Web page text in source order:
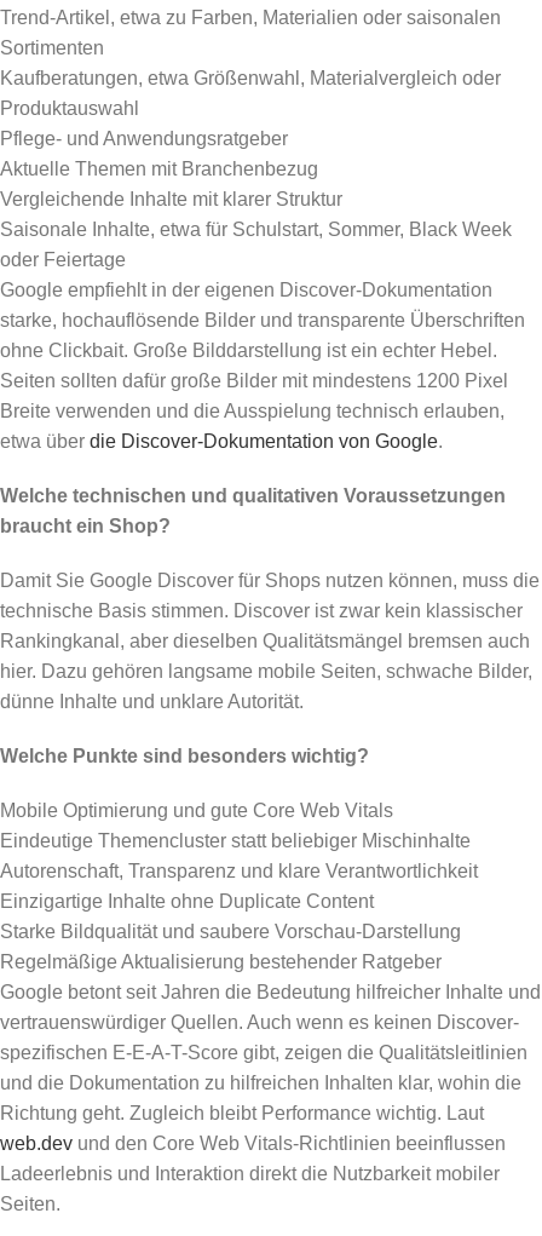
Trend-Artikel, etwa zu Farben, Materialien oder saisonalen
Sortimenten
Kaufberatungen, etwa Größenwahl, Materialvergleich oder
Produktauswahl
Pflege- und Anwendungsratgeber
Aktuelle Themen mit Branchenbezug
Vergleichende Inhalte mit klarer Struktur
Saisonale Inhalte, etwa für Schulstart, Sommer, Black Week
oder Feiertage
Google empfiehlt in der eigenen Discover-Dokumentation
starke, hochauflösende Bilder und transparente Überschriften
ohne Clickbait. Große Bilddarstellung ist ein echter Hebel.
Seiten sollten dafür große Bilder mit mindestens 1200 Pixel
Breite verwenden und die Ausspielung technisch erlauben,
etwa über die Discover-Dokumentation von Google.
Welche technischen und qualitativen Voraussetzungen
braucht ein Shop?
Damit Sie Google Discover für Shops nutzen können, muss die
technische Basis stimmen. Discover ist zwar kein klassischer
Rankingkanal, aber dieselben Qualitätsmängel bremsen auch
hier. Dazu gehören langsame mobile Seiten, schwache Bilder,
dünne Inhalte und unklare Autorität.
Welche Punkte sind besonders wichtig?
Mobile Optimierung und gute Core Web Vitals
Eindeutige Themencluster statt beliebiger Mischinhalte
Autorenschaft, Transparenz und klare Verantwortlichkeit
Einzigartige Inhalte ohne Duplicate Content
Starke Bildqualität und saubere Vorschau-Darstellung
Regelmäßige Aktualisierung bestehender Ratgeber
Google betont seit Jahren die Bedeutung hilfreicher Inhalte und
vertrauenswürdiger Quellen. Auch wenn es keinen Discover-
spezifischen E-E-A-T-Score gibt, zeigen die Qualitätsleitlinien
und die Dokumentation zu hilfreichen Inhalten klar, wohin die
Richtung geht. Zugleich bleibt Performance wichtig. Laut
web.dev und den Core Web Vitals-Richtlinien beeinflussen
Ladeerlebnis und Interaktion direkt die Nutzbarkeit mobiler
Seiten.